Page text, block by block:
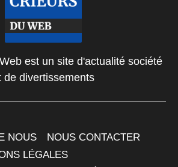
est un site d'actualité société
de divertissements
NOUS
NOUS CONTACTER
LÉGALES